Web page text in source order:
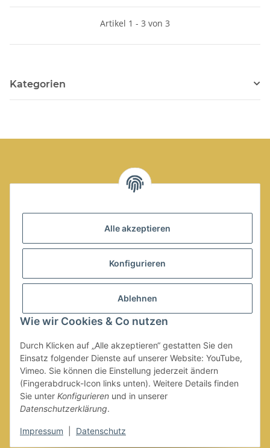
Alle akzeptieren
Konfigurieren
Ablehnen
Wie wir Cookies & Co nutzen
Durch Klicken auf „Alle akzeptieren“ gestatten Sie den
Einsatz folgender Dienste auf unserer Website: YouTube,
Vimeo. Sie können die Einstellung jederzeit ändern
(Fingerabdruck-Icon links unten). Weitere Details finden
Sie unter Konfigurieren und in unserer
Datenschutzerklärung.
Impressum Datenschutz
Artikel 1 - 3 von 3
Kategorien
AC Bavaria Goldbach
Telefax: 06021 / 45 30 395
E-Mail:vorstand@ac-goldbach.de
Gesetzliche Informationen